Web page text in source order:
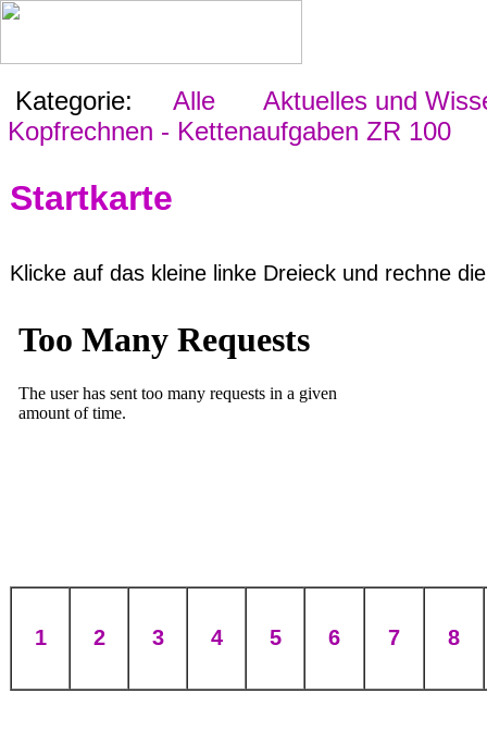
Kategorie: Alle
Aktuelles und
Kopfrechnen - Kettenaufgaben ZR 100
Startkarte
Klicke auf das kleine linke Dreieck und rechne
1 2 3 4 5 6 7 8